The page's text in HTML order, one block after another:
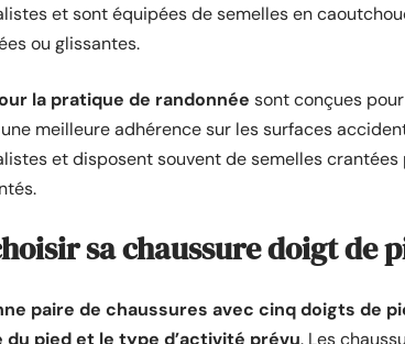
et sont équipées de semelles en
ou glissantes.
la pratique de randonnée sont conçues
meilleure adhérence sur les surfaces
et disposent souvent de semelles
sa chaussure doigt de
paire de chaussures avec cinq doigts de
pied et le type d’activité prévu. Les